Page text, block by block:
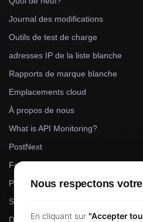
Journal des modifications
Outils de test de charge
adresses IP de la liste blanche
Rapports de marque blanche
Emplacements cloud
À propos de nous
What is API Monitoring?
PostNext
FocusBox
Pomodoro Timer
Study Timer
DesignerBox
Nous respectons
En cliquant sur "Accepter